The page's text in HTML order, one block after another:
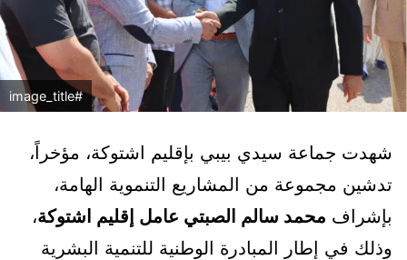
#image_title
شهدت جماعة سيدي بيبي بإقليم اشتوكة، مؤخراً،
تدشين مجموعة من المشاريع التنموية الهامة،
بإشراف محمد سالم الصبتي عامل إقليم اشتوكة،
وذلك في إطار المبادرة الوطنية للتنمية البشرية